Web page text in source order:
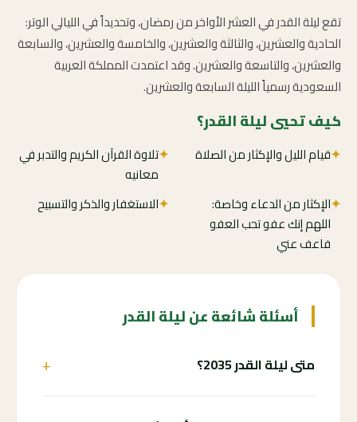
تقع ليلة القدر في العشر الأواخر من رمضان، وتحديداً في الليالي الوتر:
الحادية والعشرين، والثالثة والعشرين، والخامسة والعشرين، والسابعة
والعشرين، والتاسعة والعشرين. وقد اعتمدت المملكة العربية
السعودية رسمياً الليلة السابعة والعشرين.
كيف تحيي ليلة القدر؟
✦قيام الليل والإكثار من الصلاة ✦تلاوة القرآن الكريم والتدبر في
معانيه
✦الإكثار من الدعاء وخاصة:
اللهم إنك عفو تحب العفو
فاعف عني
✦الاستغفار والذكر والتسبيح
أسئلة شائعة عن ليلة القدر
متى ليلة القدر 2035؟ +